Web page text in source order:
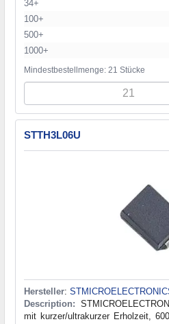
34+
100+
500+
1000+
Mindestbestellmenge: 21 Stücke
STTH3L06U
Hersteller:
Description:
mit kurzer/ultrakurzer Erholzeit,